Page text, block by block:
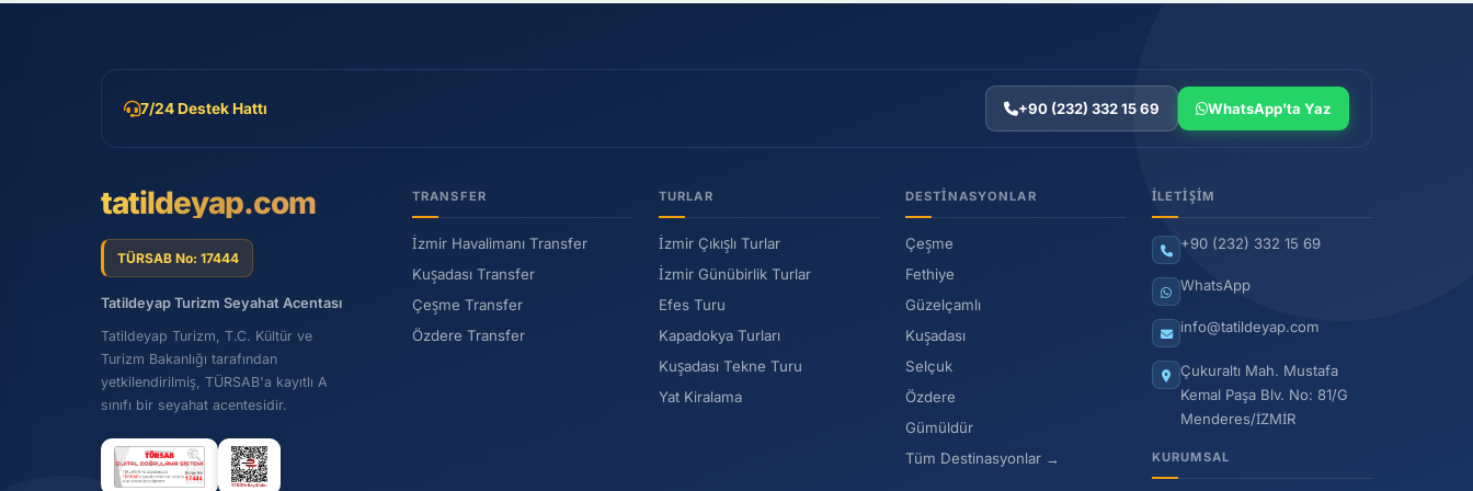
7/24 Destek Hattı +90 (232) 332 15 69 WhatsApp'ta Yaz
tatildeyap.com
TÜRSAB No: 17444
Tatildeyap Turizm Seyahat Acentası
Tatildeyap Turizm, T.C. Kültür ve
Turizm Bakanlığı tarafından
yetkilendirilmiş, TÜRSAB'a kayıtlı A
sınıfı bir seyahat acentesidir.
TRANSFER
İzmir Havalimanı Transfer
Kuşadası Transfer
Çeşme Transfer
Özdere Transfer
TURLAR
İzmir Çıkışlı Turlar
İzmir Günübirlik Turlar
Efes Turu
Kapadokya Turları
Kuşadası Tekne Turu
Yat Kiralama
DESTINASYONLAR
Çeşme
Fethiye
Güzelçamlı
Kuşadası
Selçuk
Özdere
Gümüldür
Tüm Destinasyonlar →
İLETIŞIM
+90 (232) 332 15 69
WhatsApp
info@tatildeyap.com
Çukuraltı Mah. Mustafa
Kemal Paşa Blv. No: 81/G
Menderes/İZMİR
KURUMSAL